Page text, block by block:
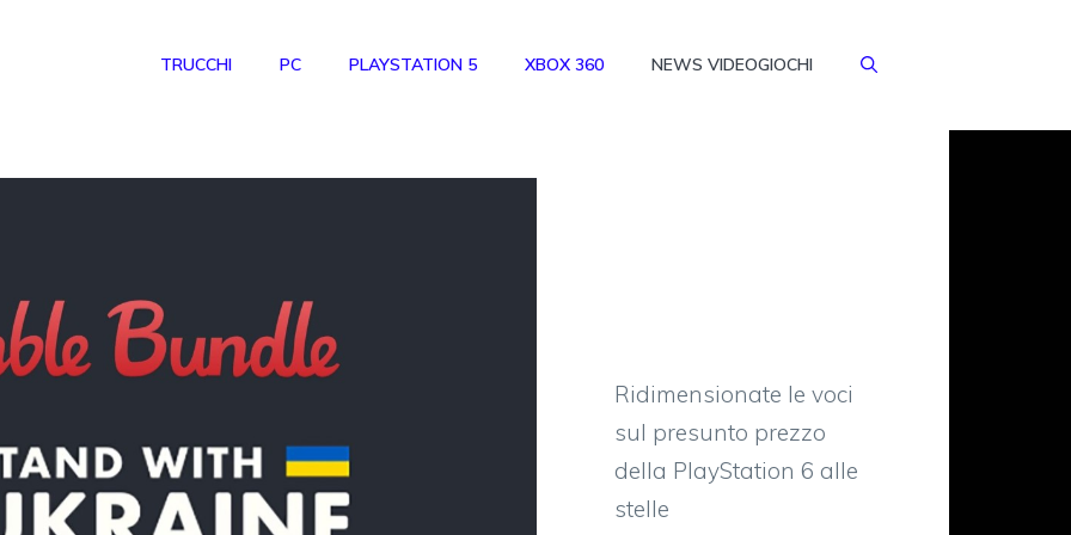
TRUCCHI PC PLAYSTATION 5 XBOX 360 NEWS VIDEOGIOCHI
Ridimensionate le voci
sul presunto prezzo
della PlayStation 6 alle
stelle